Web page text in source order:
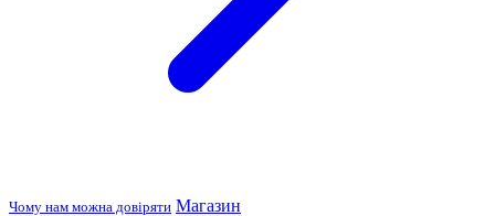
Чому нам можна довіряти Магазин